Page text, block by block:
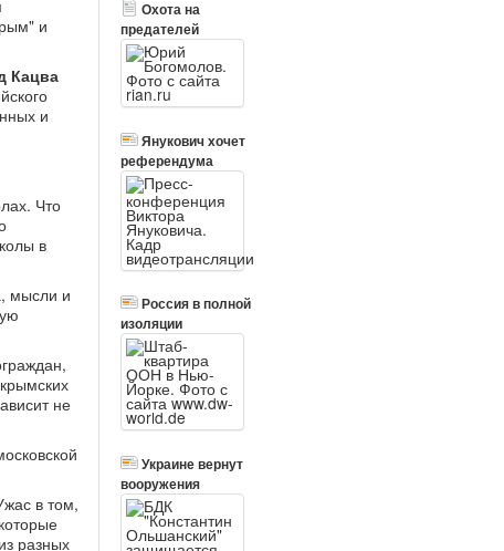
и
Кацва
и
Что
в
мысли и
не
в том,
разных
Охота на
предателей
Янукович хочет
референдума
Россия в полной
изоляции
Украине вернут
вооружения